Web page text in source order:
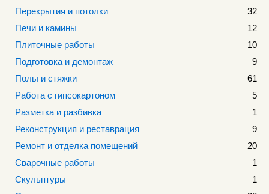
Перекрытия и потолки
32
Печи и камины
12
Плиточные работы
10
Подготовка и демонтаж
9
Полы и стяжки
61
Работа с гипсокартоном
5
Разметка и разбивка
1
Реконструкция и реставрация
9
Ремонт и отделка помещений
20
Сварочные работы
1
Скульптуры
1